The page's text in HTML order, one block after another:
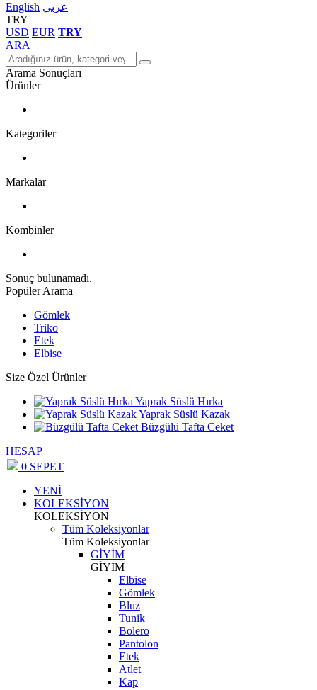
English عربي
TRY
USD EUR TRY
ARA
Arama Sonuçları
Ürünler
Kategoriler
Markalar
Kombinler
Sonuç bulunamadı.
Popüler Arama
Gömlek
Triko
Etek
Elbise
Size Özel Ürünler
Yaprak Süslü Hırka
Yaprak Süslü Kazak
Büzgülü Tafta Ceket
HESAP
0 SEPET
YENİ
KOLEKSİYON
KOLEKSİYON
Tüm Koleksiyonlar
Tüm Koleksiyonlar
GİYİM
GİYİM
Elbise
Gömlek
Bluz
Tunik
Bolero
Pantolon
Etek
Atlet
Kap